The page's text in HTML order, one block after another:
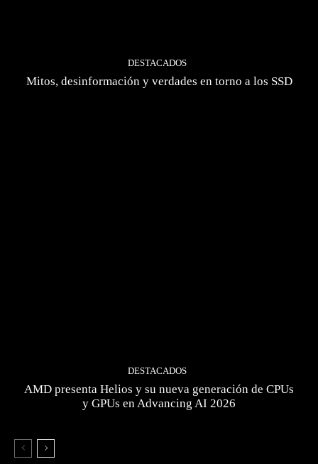
DESTACADOS
Mitos, desinformación y verdades en torno a los SSD
DESTACADOS
AMD presenta Helios y su nueva generación de CPUs
y GPUs en Advancing AI 2026